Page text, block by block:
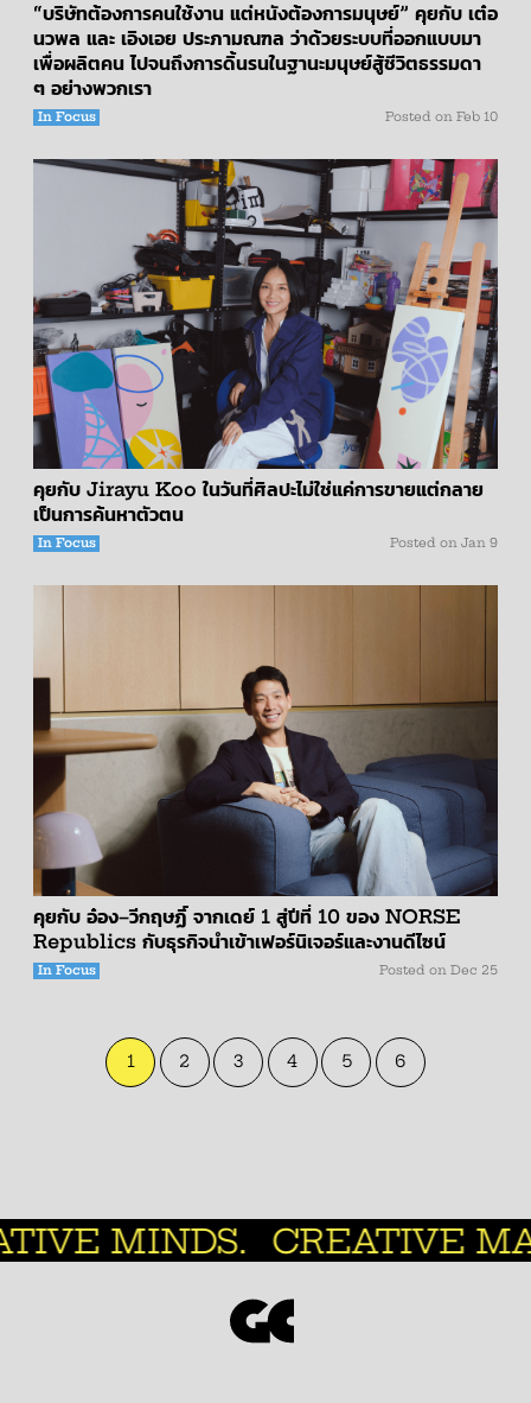
“บริษัทต้องการคนใช้งาน แต่หนังต้องการมนุษย์” คุยกับ เต๋อ
นวพล และ เอิงเอย ประภามณฑล ว่าด้วยระบบที่ออกแบบมา
เพื่อผลิตคน ไปจนถึงการดิ้นรนในฐานะมนุษย์สู้ชีวิตธรรมดา
ๆ อย่างพวกเรา
In Focus Posted on Feb 10
คุยกับ Jirayu Koo ในวันที่ศิลปะไม่ใช่แค่การขายแต่กลาย
เป็นการค้นหาตัวตน
In Focus Posted on Jan 9
คุยกับ อ๋อง–วีกฤษฏิ์ จากเดย์ 1 สู่ปีที่ 10 ของ NORSE
Republics กับธุรกิจนำเข้าเฟอร์นิเจอร์และงานดีไซน์
In Focus Posted on Dec 25
1 2 3 4 5 6
CREATIVE MANAGEMENT